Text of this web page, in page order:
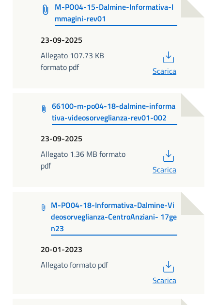
M-PO04-15-Dalmine-Informativa-I
mmagini-rev01
23-09-2025
Allegato 107.73 KB
formato pdf
Scarica
66100-m-po04-18-dalmine-informa
tiva-videosorveglianza-rev01-002
23-09-2025
Allegato 1.36 MB formato
pdf
Scarica
M-PO04-18-Informativa-Dalmine-Vi
deosorveglianza-CentroAnziani- 17ge
n23
20-01-2023
Allegato formato pdf
Scarica